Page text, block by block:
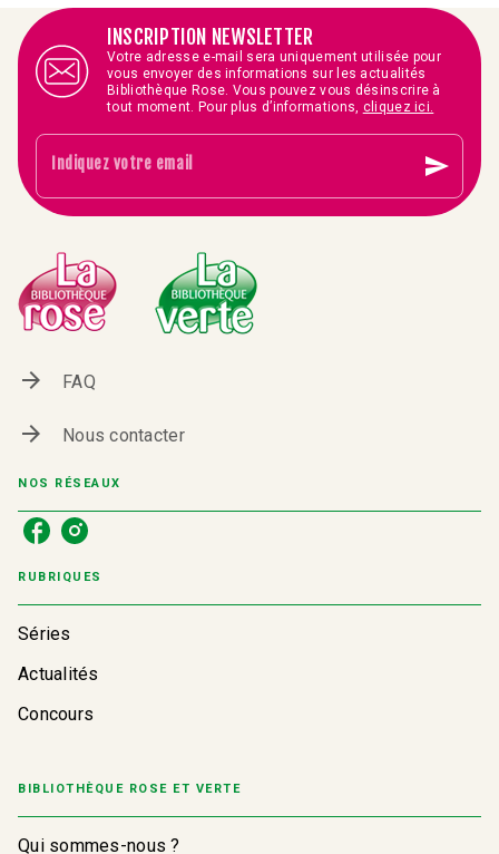
INSCRIPTION NEWSLETTER
Votre adresse e-mail sera uniquement utilisée pour
vous envoyer des informations sur les actualités
Bibliothèque Rose. Vous pouvez vous désinscrire à
tout moment. Pour plus d’informations, cliquez ici.
Indiquez votre email send
arrow_forward FAQ
arrow_forward Nous contacter
NOS RÉSEAUX
RUBRIQUES
Séries
Actualités
Concours
BIBLIOTHÈQUE ROSE ET VERTE
Qui sommes-nous ?